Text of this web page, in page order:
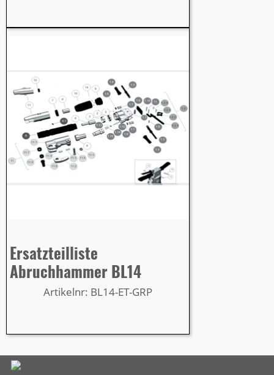
Ersatzteilliste
Abruchhammer BL14
Artikelnr: BL14-ET-GRP